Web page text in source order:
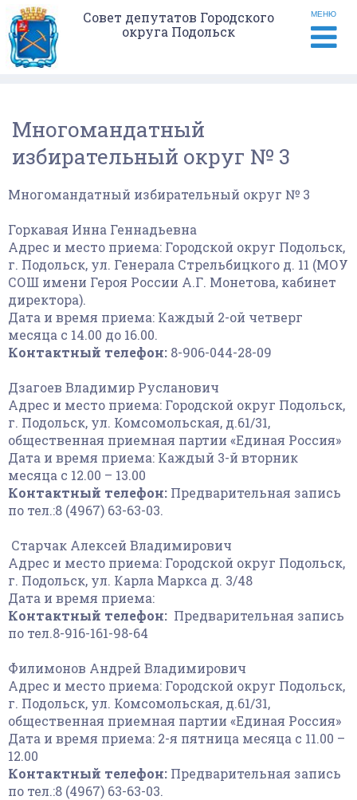
Совет депутатов Городского
округа Подольск
МЕНЮ
Многомандатный
избирательный округ № 3
Многомандатный избирательный округ № 3
Горкавая Инна Геннадьевна
Адрес и место приема: Городской округ Подольск,
г. Подольск, ул. Генерала Стрельбицкого д. 11 (МОУ
СОШ имени Героя России А.Г. Монетова, кабинет
директора).
Дата и время приема: Каждый 2-ой четверг
месяца с 14.00 до 16.00.
Контактный телефон: 8-906-044-28-09
Дзагоев Владимир Русланович
Адрес и место приема: Городской округ Подольск,
г. Подольск, ул. Комсомольская, д.61/31,
общественная приемная партии «Единая Россия»
Дата и время приема: Каждый 3-й вторник
месяца с 12.00 – 13.00
Контактный телефон: Предварительная запись
по тел.:8 (4967) 63-63-03.
Старчак Алексей Владимирович
Адрес и место приема: Городской округ Подольск,
г. Подольск, ул. Карла Маркса д. 3/48
Дата и время приема:
Контактный телефон: Предварительная запись
по тел.8-916-161-98-64
Филимонов Андрей Владимирович
Адрес и место приема: Городской округ Подольск,
г. Подольск, ул. Комсомольская, д.61/31,
общественная приемная партии «Единая Россия»
Дата и время приема: 2-я пятница месяца с 11.00 –
12.00
Контактный телефон: Предварительная запись
по тел.:8 (4967) 63-63-03.